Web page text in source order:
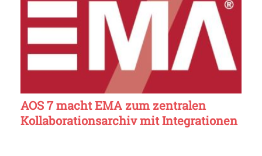
AOS 7 macht EMA zum zentralen
Kollaborationsarchiv mit Integrationen